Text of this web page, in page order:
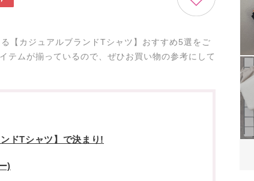
【カジュアルブランドTシャツ】おすすめ5選をご
テムが揃っているので、ぜひお買い物の参考にして
ドTシャツ】で決まり!
)